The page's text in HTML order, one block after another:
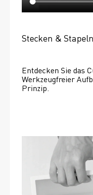
Stecken & Stapeln
Entdecken Sie das
Werkzeugfreier
Prinzip.